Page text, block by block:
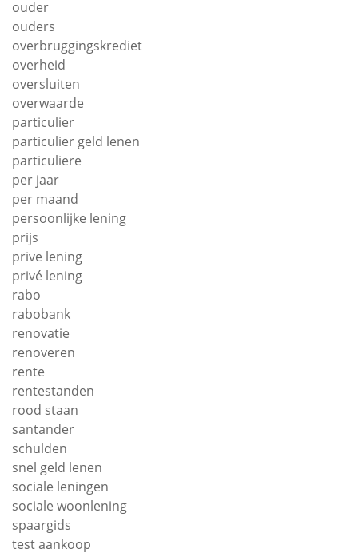
ouder
ouders
overbruggingskrediet
overheid
oversluiten
overwaarde
particulier
particulier geld lenen
particuliere
per jaar
per maand
persoonlijke lening
prijs
prive lening
privé lening
rabo
rabobank
renovatie
renoveren
rente
rentestanden
rood staan
santander
schulden
snel geld lenen
sociale leningen
sociale woonlening
spaargids
test aankoop